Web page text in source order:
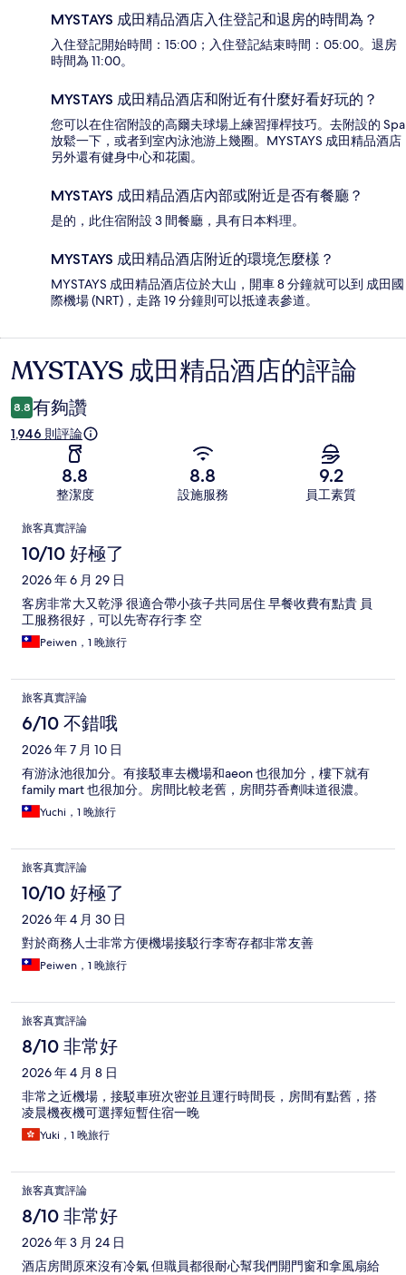
MYSTAYS 成田精品酒店入住登記和退房的時間為？
入住登記開始時間：15:00；入住登記結束時間：05:00。退房
時間為 11:00。
MYSTAYS 成田精品酒店和附近有什麼好看好玩的？
您可以在住宿附設的高爾夫球場上練習揮桿技巧。去附設的 Spa
放鬆一下，或者到室內泳池游上幾圈。MYSTAYS 成田精品酒店
另外還有健身中心和花園。
MYSTAYS 成田精品酒店內部或附近是否有餐廳？
是的，此住宿附設 3 間餐廳，具有日本料理。
MYSTAYS 成田精品酒店附近的環境怎麼樣？
MYSTAYS 成田精品酒店位於大山，開車 8 分鐘就可以到 成田國
際機場 (NRT)，走路 19 分鐘則可以抵達表參道。
評
論
MYSTAYS 成田精品酒店的評論
8.8 有夠讚
1,946 則評論
8.8
整潔度
8.8
設施服務
9.2
員工素質
評
論
旅客真實評論
10/10 好極了
2026 年 6 月 29 日
客房非常大又乾淨 很適合帶小孩子共同居住 早餐收費有點貴 員
工服務很好，可以先寄存行李 空
Peiwen，1 晚旅行
旅客真實評論
6/10 不錯哦
2026 年 7 月 10 日
有游泳池很加分。有接駁車去機場和aeon 也很加分，樓下就有
family mart 也很加分。房間比較老舊，房間芬香劑味道很濃。
Yuchi，1 晚旅行
旅客真實評論
10/10 好極了
2026 年 4 月 30 日
對於商務人士非常方便機場接駁行李寄存都非常友善
Peiwen，1 晚旅行
旅客真實評論
8/10 非常好
2026 年 4 月 8 日
非常之近機場，接駁車班次密並且運行時間長，房間有點舊，搭
凌晨機夜機可選擇短暫住宿一晚
Yuki，1 晚旅行
旅客真實評論
8/10 非常好
2026 年 3 月 24 日
酒店房間原來沒有冷氣 但職員都很耐心幫我們開門窗和拿風扇給